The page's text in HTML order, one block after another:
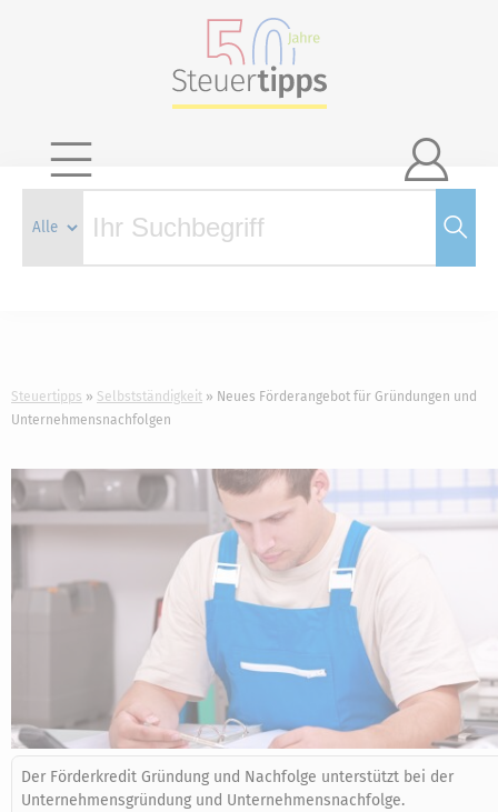

Steuertipps Selbstständigkeit
Neues Förderangebot für Gründungen und
Unternehmensnachfolgen
Der Förderkredit Gründung und Nachfolge unterstützt bei der
Unternehmensgründung und Unternehmensnachfolge.